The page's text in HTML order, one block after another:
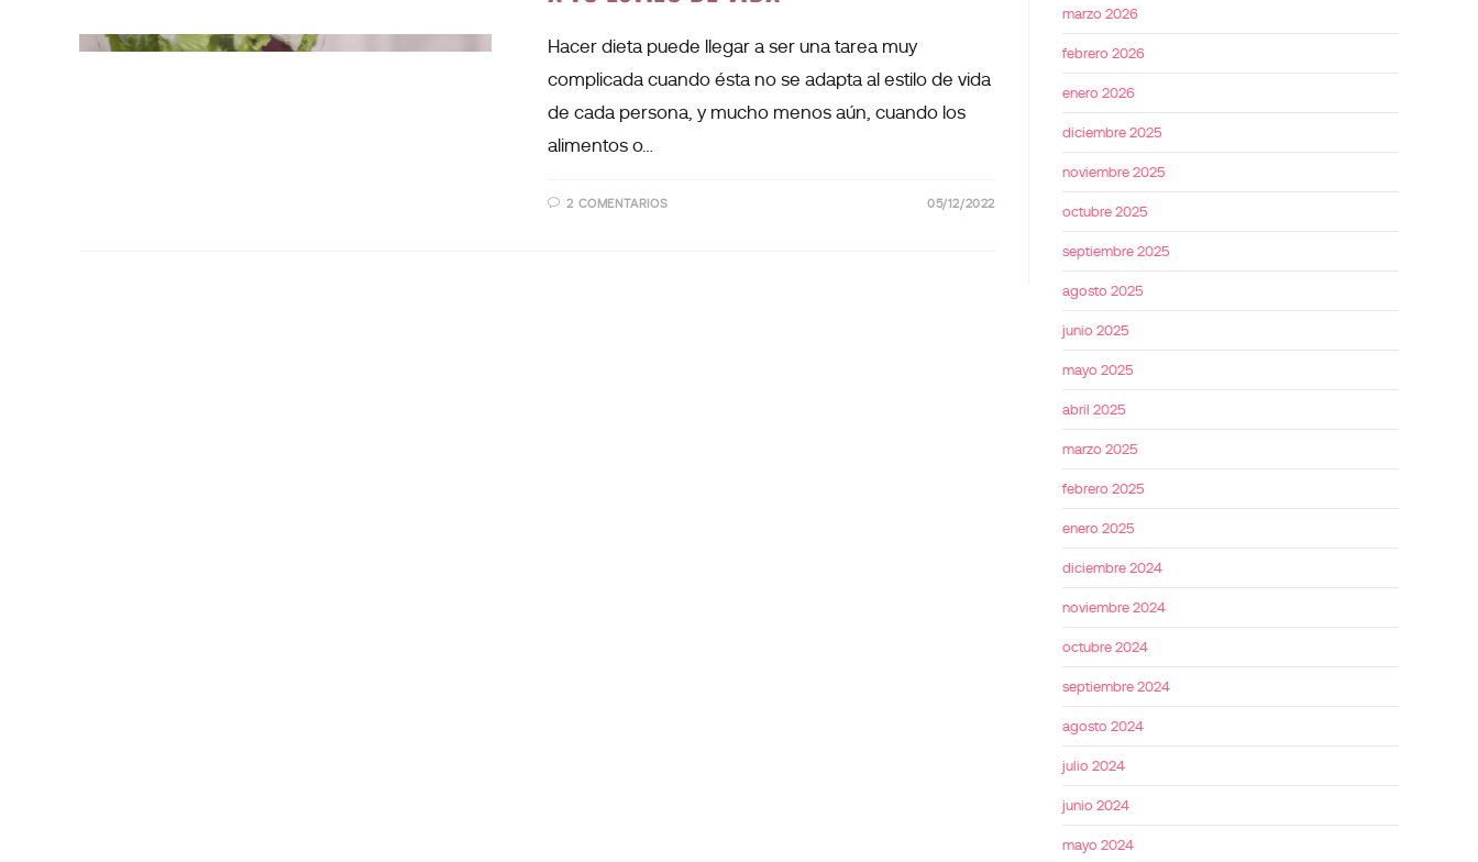
Hacer dieta puede llegar a ser una tarea muy
complicada cuando ésta no se adapta al estilo de vida
de cada persona, y mucho menos aún, cuando los
alimentos o…
2 COMENTARIOS 05/12/2022
marzo 2026
febrero 2026
enero 2026
diciembre 2025
noviembre 2025
octubre 2025
septiembre 2025
agosto 2025
junio 2025
mayo 2025
abril 2025
marzo 2025
febrero 2025
enero 2025
diciembre 2024
noviembre 2024
octubre 2024
septiembre 2024
agosto 2024
julio 2024
junio 2024
mayo 2024